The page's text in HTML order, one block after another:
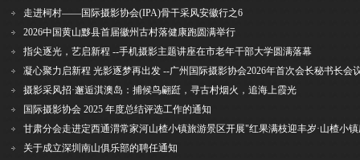
走进柯村——国际摄影协会(IPA)骨干采风安徽行之6
2026中国黄山黟县首届徽州古村落健康跑圆满举行
指尖逐光，艺启新程 --手机摄影主题讲座在市老年干部大学圆满落幕
凝心聚力启新程 光影逐梦再出发 --广州国际摄影协会2026年首次会长秘书长会
摄影采风招·邂逅淇澳岛：捕候鸟翩跹，寻古村烟火，追海上霞光
国际摄影协会 2025 年度总结评选工作的通知
关于成立深圳南山俱乐部的聘任通知